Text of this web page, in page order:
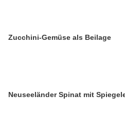
Zucchini-Gemüse als Beilage
Neuseeländer Spinat mit